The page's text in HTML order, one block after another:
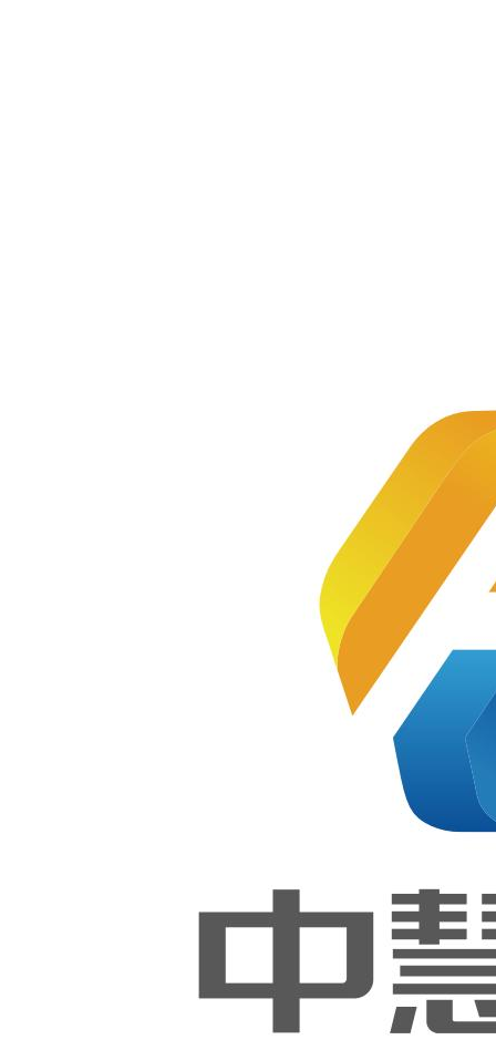
项成功举
团助力
滁州市
第十八
届中等
职业学
校学生
技能大
赛移动
应用与
开发赛
项成功
举行！
中慧集
团助力
2025年
宿州市
中等职
业学校